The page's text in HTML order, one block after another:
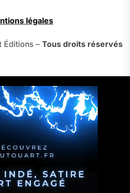
légales
Éditions – Tous droits réservés